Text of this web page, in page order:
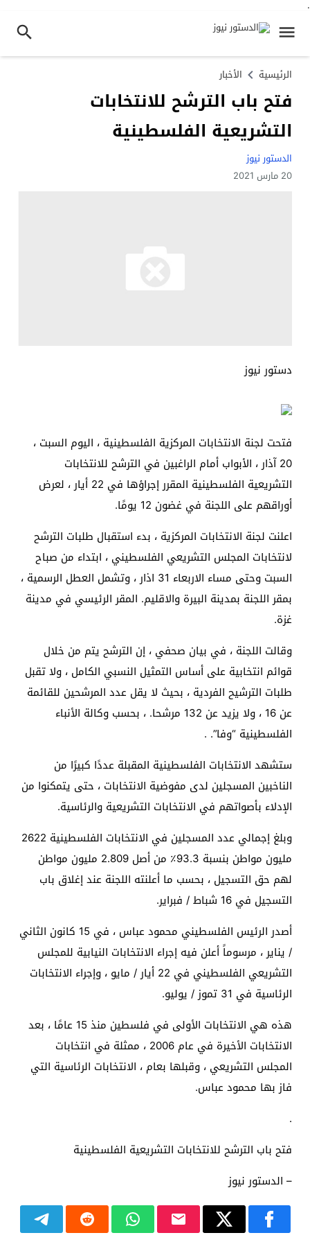
.
الرئيسية الأخبار
فتح باب الترشح للانتخابات
التشريعية الفلسطينية
الدستور نيوز
20 مارس 2021
دستور نيوز
فتحت لجنة الانتخابات المركزية الفلسطينية ، اليوم السبت ،
20 آذار ، الأبواب أمام الراغبين في الترشح للانتخابات
التشريعية الفلسطينية المقرر إجراؤها في 22 أيار ، لعرض
أوراقهم على اللجنة في غضون 12 يومًا.
اعلنت لجنة الانتخابات المركزية ، بدء استقبال طلبات الترشح
لانتخابات المجلس التشريعي الفلسطيني ، ابتداء من صباح
السبت وحتى مساء الاربعاء 31 اذار ، وتشمل العطل الرسمية ،
بمقر اللجنة بمدينة البيرة والاقليم. المقر الرئيسي في مدينة
غزة.
وقالت اللجنة ، في بيان صحفي ، إن الترشح يتم من خلال
قوائم انتخابية على أساس التمثيل النسبي الكامل ، ولا تقبل
طلبات الترشيح الفردية ، بحيث لا يقل عدد المرشحين للقائمة
عن 16 ، ولا يزيد عن 132 مرشحا. ، بحسب وكالة الأنباء
الفلسطينية “وفا”. .
ستشهد الانتخابات الفلسطينية المقبلة عددًا كبيرًا من
الناخبين المسجلين لدى مفوضية الانتخابات ، حتى يتمكنوا من
الإدلاء بأصواتهم في الانتخابات التشريعية والرئاسية.
وبلغ إجمالي عدد المسجلين في الانتخابات الفلسطينية 2622
مليون مواطن بنسبة 93.3٪ من أصل 2.809 مليون مواطن
لهم حق التسجيل ، بحسب ما أعلنته اللجنة عند إغلاق باب
التسجيل في 16 شباط / فبراير.
أصدر الرئيس الفلسطيني محمود عباس ، في 15 كانون الثاني
/ يناير ، مرسوماً أعلن فيه إجراء الانتخابات النيابية للمجلس
التشريعي الفلسطيني في 22 أيار / مايو ، وإجراء الانتخابات
الرئاسية في 31 تموز / يوليو.
هذه هي الانتخابات الأولى في فلسطين منذ 15 عامًا ، بعد
الانتخابات الأخيرة في عام 2006 ، ممثلة في انتخابات
المجلس التشريعي ، وقبلها بعام ، الانتخابات الرئاسية التي
فاز بها محمود عباس.
.
فتح باب الترشح للانتخابات التشريعية الفلسطينية
– الدستور نيوز